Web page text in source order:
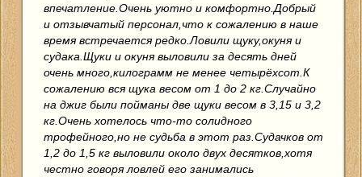
впечатление.Очень уютно и комфортно.Добрый
и отзывчатый персонал,что к сожалению в наше
время встречается редко.Ловили щуку,окуня и
судака.Щуки и окуня выловили за десять дней
очень много,килограмм не менее четырёхсот.К
сожалению вся щука весом от 1 до 2 кг.Случайно
на джиг были пойманы две щуки весом в 3,15 и 3,2
кг.Очень хотелось что-то солидного
трофейного,но не судьба в этот раз.Судачков от
1,2 до 1,5 кг выловили около двух десятков,хотя
честно говоря ловлей его занимались